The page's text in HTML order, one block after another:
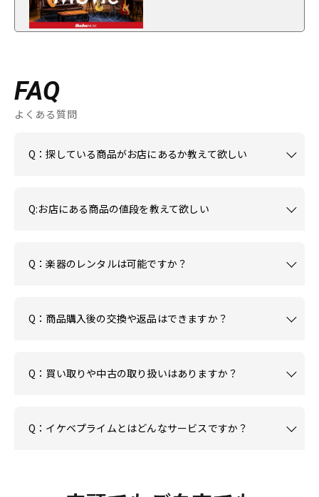
FAQ
よくある質問
Q：探している商品がお店にあるか教えて欲しい
Q:お店にある商品の値段を教えて欲しい
Q：楽器のレンタルは可能ですか？
Q：商品購入後の交換や返品はできますか？
Q：買い取りや中古の取り扱いはありますか？
Q：イケベプライムとはどんなサービスですか？